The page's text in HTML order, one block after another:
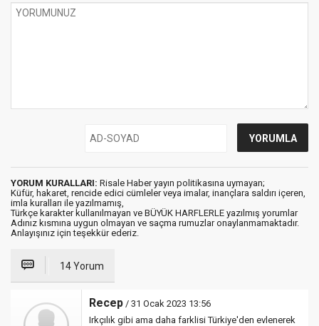
YORUM KURALLARI: Risale Haber yayın politikasına uymayan;
Küfür, hakaret, rencide edici cümleler veya imalar, inançlara saldırı içeren,
imla kuralları ile yazılmamış,
Türkçe karakter kullanılmayan ve BÜYÜK HARFLERLE yazılmış yorumlar
Adınız kısmına uygun olmayan ve saçma rumuzlar onaylanmamaktadır.
Anlayışınız için teşekkür ederiz.
14 Yorum
Recep / 31 Ocak 2023 13:56
Irkçılık gibi ama daha farklisi Türkiye'den evlenerek